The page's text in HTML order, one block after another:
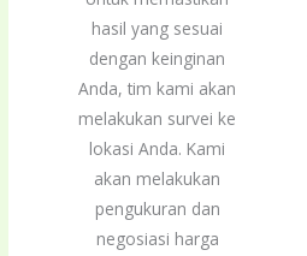
hasil yang sesuai
dengan keinginan
Anda, tim kami akan
melakukan survei ke
lokasi Anda. Kami
akan melakukan
pengukuran dan
negosiasi harga